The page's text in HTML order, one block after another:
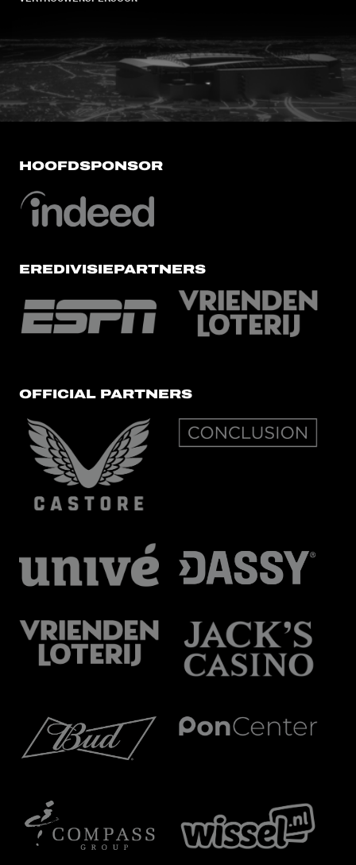
FC Utrecht<br>vanuit<br>het
HOOFDSPONSOR
EREDIVISIEPARTNERS
OFFICIAL PARTNERS